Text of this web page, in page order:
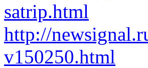
satrip.html
http://
v150250.html